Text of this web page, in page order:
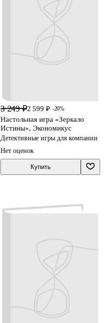
3 249 ₽2 599 ₽ -20%
Настольная игра «Зеркало
Истины», Экономикус
Детективные игры для компании
Нет оценок
Купить